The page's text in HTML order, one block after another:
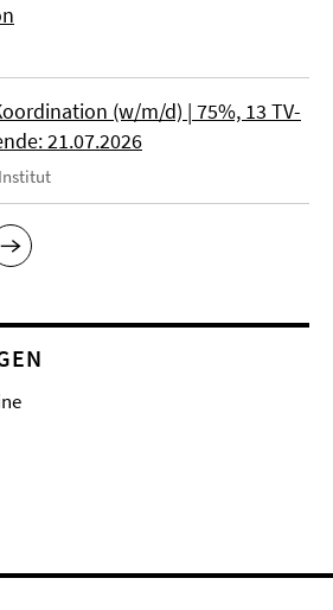
(w/m/d) | 75%, 13 TV-
21.07.2026